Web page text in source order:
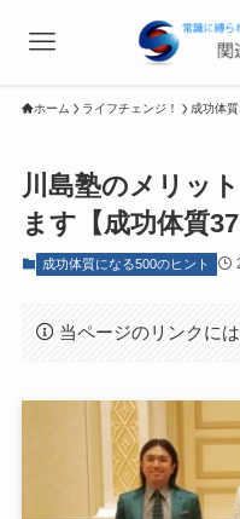
ホーム ライフチェンジ！ 成功体
川島塾のメリッ
ます【成功体質
成功体質になる500のヒント
当ページのリンクに